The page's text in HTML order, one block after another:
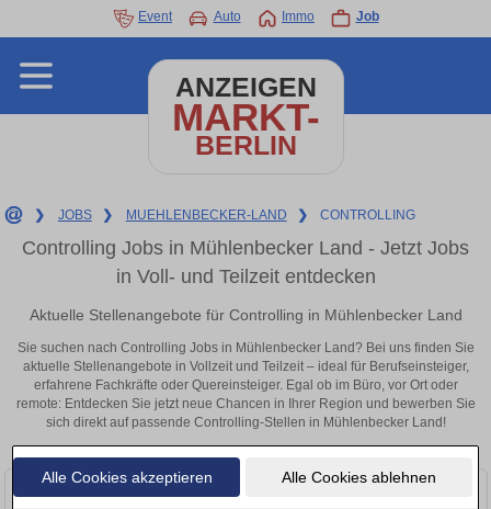
Alle Cookies akzeptieren Alle Cookies ablehnen
Event Auto Immo Job
ANZEIGEN
MARKT-
BERLIN
❯ JOBS ❯ MUEHLENBECKER-LAND ❯ CONTROLLING
Controlling Jobs in Mühlenbecker Land - Jetzt Jobs
in Voll- und Teilzeit entdecken
Aktuelle Stellenangebote für Controlling in Mühlenbecker Land
Sie suchen nach Controlling Jobs in Mühlenbecker Land? Bei uns finden Sie
aktuelle Stellenangebote in Vollzeit und Teilzeit – ideal für Berufseinsteiger,
erfahrene Fachkräfte oder Quereinsteiger. Egal ob im Büro, vor Ort oder
remote: Entdecken Sie jetzt neue Chancen in Ihrer Region und bewerben Sie
sich direkt auf passende Controlling-Stellen in Mühlenbecker Land!